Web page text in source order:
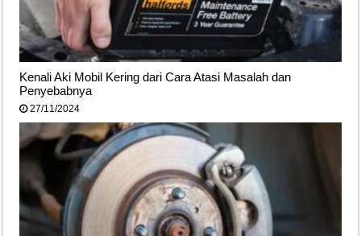
Kenali Aki Mobil Kering dari Cara Atasi Masalah dan
Penyebabnya
27/11/2024